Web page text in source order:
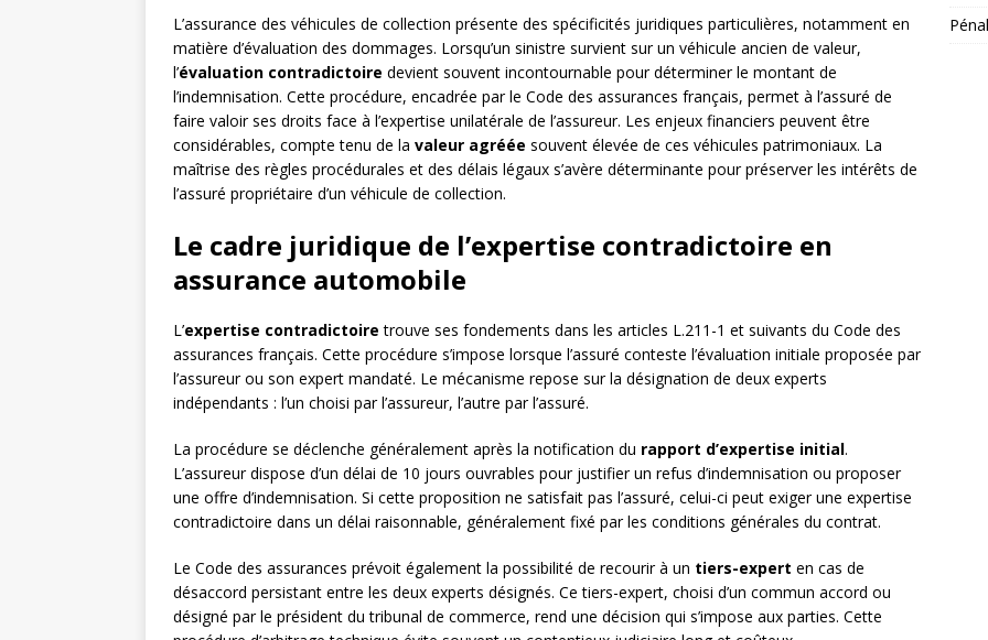
L’assurance des véhicules de collection présente des spécificités juridiques particulières, notamment en
matière d’évaluation des dommages. Lorsqu’un sinistre survient sur un véhicule ancien de valeur,
l’évaluation contradictoire devient souvent incontournable pour déterminer le montant de
l’indemnisation. Cette procédure, encadrée par le Code des assurances français, permet à l’assuré de
faire valoir ses droits face à l’expertise unilatérale de l’assureur. Les enjeux financiers peuvent être
considérables, compte tenu de la valeur agréée souvent élevée de ces véhicules patrimoniaux. La
maîtrise des règles procédurales et des délais légaux s’avère déterminante pour préserver les intérêts de
l’assuré propriétaire d’un véhicule de collection.
Le cadre juridique de l’expertise contradictoire en
assurance automobile
L’expertise contradictoire trouve ses fondements dans les articles L.211-1 et suivants du Code des
assurances français. Cette procédure s’impose lorsque l’assuré conteste l’évaluation initiale proposée par
l’assureur ou son expert mandaté. Le mécanisme repose sur la désignation de deux experts
indépendants : l’un choisi par l’assureur, l’autre par l’assuré.
La procédure se déclenche généralement après la notification du rapport d’expertise initial.
L’assureur dispose d’un délai de 10 jours ouvrables pour justifier un refus d’indemnisation ou proposer
une offre d’indemnisation. Si cette proposition ne satisfait pas l’assuré, celui-ci peut exiger une expertise
contradictoire dans un délai raisonnable, généralement fixé par les conditions générales du contrat.
Le Code des assurances prévoit également la possibilité de recourir à un tiers-expert en cas de
désaccord persistant entre les deux experts désignés. Ce tiers-expert, choisi d’un commun accord ou
désigné par le président du tribunal de commerce, rend une décision qui s’impose aux parties. Cette
Pénal